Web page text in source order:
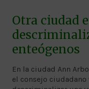
Otra ciudad
enteógenos
En la ciudad Ann
el consejo